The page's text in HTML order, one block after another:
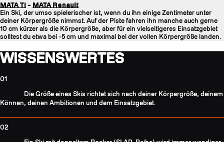
MATA Ti - MATA Renault
Ein Ski, der umso spielerischer ist, wenn du ihn einige Zentimeter unter
deiner Körpergröße nimmst. Auf der Piste fahren ihn manche auch gerne
10 cm kürzer als die Körpergröße, aber für ein vielseitigeres Einsatzgebiet
solltest du etwa bei -5 cm und maximal bei der vollen Körpergröße landen.
WISSENSWERTES
01
Die Größe eines Skis richtet sich nach deiner Körpergröße, deinem
Können, deinen Ambitionen und dem Einsatzgebiet.
02